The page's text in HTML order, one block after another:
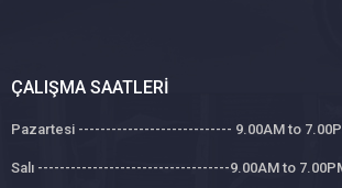
ÇALIŞMA SAATLERI
Pazartesi ---------------------------- 9.00AM to
Salı -----------------------------------9.00AM to